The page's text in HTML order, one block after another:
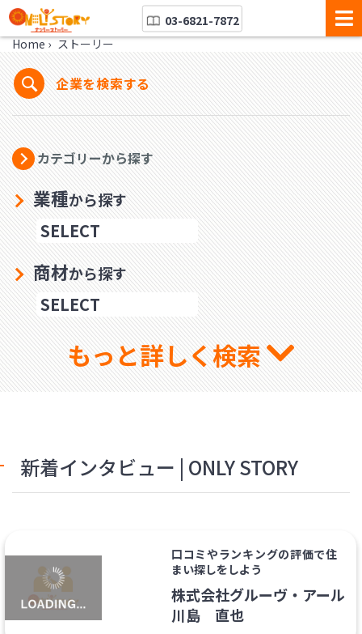
03-6821-7872
Home › ストーリー
企業を検索する
カテゴリーから探す
業種から探す
商材から探す
もっと詳しく検索
新着インタビュー | ONLY STORY
口コミやランキングの評価で住
まい探しをしよう
株式会社グルーヴ・アール
川島 直也